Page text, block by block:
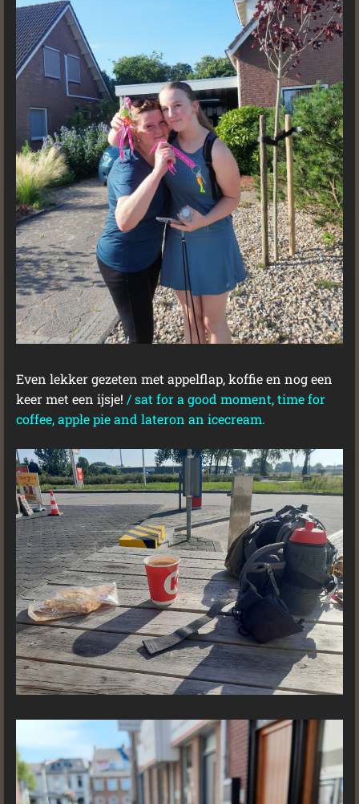
Even lekker gezeten met appelflap, koffie en nog een
keer met een ijsje! / sat for a good moment, time for
coffee, apple pie and lateron an icecream.